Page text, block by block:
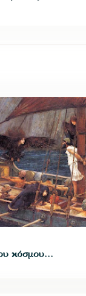
κόσμου…